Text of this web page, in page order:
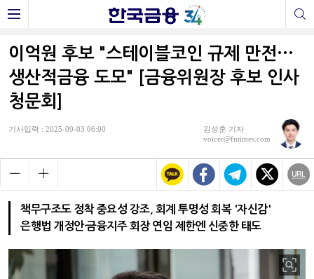
이억원 후보 "스테이블코인 규제 만전···
생산적금융 도모" [금융위원장 후보 인사
청문회]
기사입력 : 2025-09-03 06:00
김성훈 기자
voicer@fntimes.com
책무구조도 정착 중요성 강조, 회계 투명성 회복 '자신감'
은행법 개정안·금융지주 회장 연임 제한엔 신중한 태도